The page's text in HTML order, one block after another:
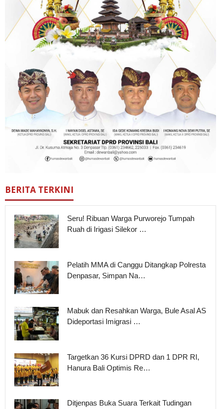
BERITA TERKINI
Seru! Ribuan Warga Purworejo Tumpah
Ruah di Irigasi Silekor …
Pelatih MMA di Canggu Ditangkap Polresta
Denpasar, Simpan Na…
Mabuk dan Resahkan Warga, Bule Asal AS
Dideportasi Imigrasi …
Targetkan 36 Kursi DPRD dan 1 DPR RI,
Hanura Bali Optimis Re…
Ditjenpas Buka Suara Terkait Tudingan